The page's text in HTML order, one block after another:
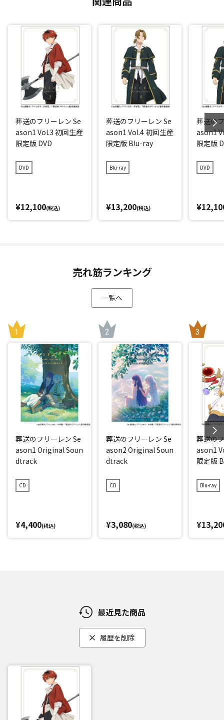
葬送のフリーレン Se
ason1 Vol.3 初回生産
限定版 DVD
DVD
¥12,100(税込)
葬送のフリーレン Se
ason1 Vol.4 初回生産
限定版 Blu-ray
Blu-ray
¥13,200(税込)
葬送の
ason1
限定版
DVD
売れ筋ランキング
一覧へ
葬送のフリーレン Se
ason1 Original Soun
dtrack
CD
¥4,400(税込)
葬送のフリーレン Se
ason2 Original Soun
dtrack
CD
¥3,080(税込)
葬送の
ason1
限定版
Blu-ray
最近見た商品
履歴を削除